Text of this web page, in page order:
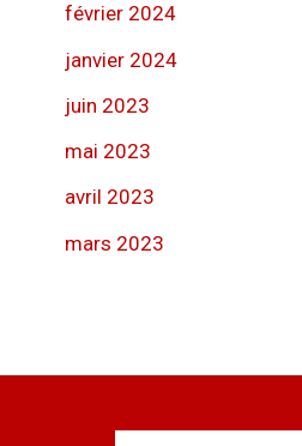
février 2024
janvier 2024
juin 2023
mai 2023
avril 2023
mars 2023